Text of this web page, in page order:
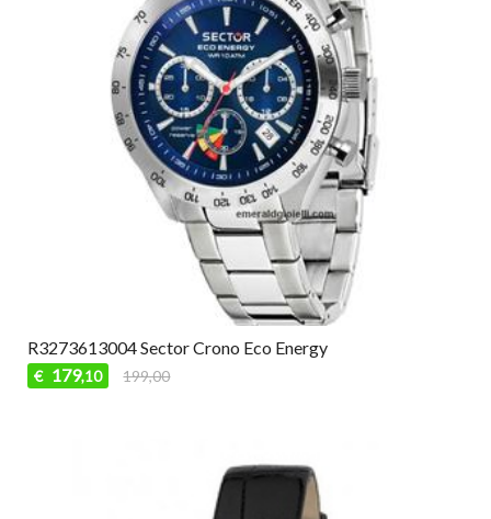
R3273613004 Sector Crono Eco Energy
€ 179,10 199,00